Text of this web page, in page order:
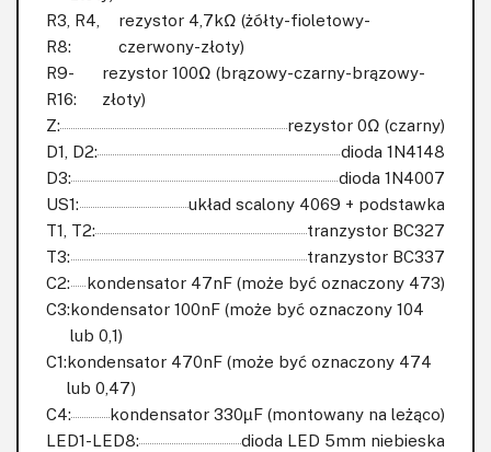
R3, R4,
R8:
rezystor 4,7kΩ (żółty-fioletowy-
czerwony-złoty)
R9-
R16:
rezystor 100Ω (brązowy-czarny-brązowy-
złoty)
Z:
rezystor 0Ω (czarny)
D1, D2:
dioda 1N4148
D3:
dioda 1N4007
US1:
układ scalony 4069 + podstawka
T1, T2:
tranzystor BC327
T3:
tranzystor BC337
C2:
kondensator 47nF (może być oznaczony 473)
C3:kondensator 100nF (może być oznaczony 104
lub 0,1)
C1:kondensator 470nF (może być oznaczony 474
lub 0,47)
C4:
kondensator 330µF (montowany na leżąco)
LED1-LED8:
dioda LED 5mm niebieska